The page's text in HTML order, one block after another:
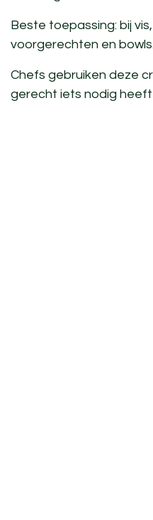
Beste toepassing: bij
voorgerechten en bowls.
Chefs gebruiken deze
gerecht iets nodig